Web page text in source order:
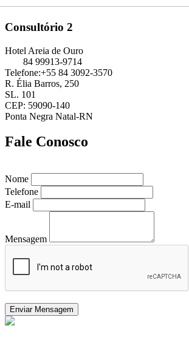
Consultório 2
Hotel Areia de Ouro
84 99913-9714
Telefone:+55 84 3092-3570
R. Élia Barros, 250
SL. 101
CEP: 59090-140
Ponta Negra Natal-RN
Fale Conosco
Nome
Telefone
E-mail
Mensagem
Enviar Mensagem